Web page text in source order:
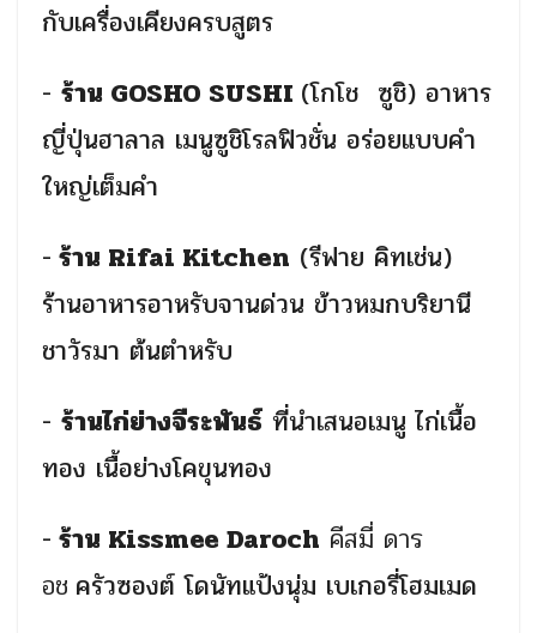
กับเครื่องเคียงครบสูตร
- ร้าน GOSHO SUSHI (โกโช ซูชิ) อาหาร
ญี่ปุ่นฮาลาล เมนูซูชิโรลฟิวชั่น อร่อยแบบคำ
ใหญ่เต็มคำ
- ร้าน Rifai Kitchen (รีฟาย คิทเช่น)
ร้านอาหารอาหรับจานด่วน ข้าวหมกบริยานี
ชาวัรมา ต้นตำหรับ
- ร้านไก่ย่างจีระพันธ์ ที่นำเสนอเมนู ไก่เนื้อ
ทอง เนื้อย่างโคขุนทอง
- ร้าน Kissmee Daroch คีสมี่ ดาร
อช ครัวซองต์ โดนัทแป้งนุ่ม เบเกอรี่โฮมเมด